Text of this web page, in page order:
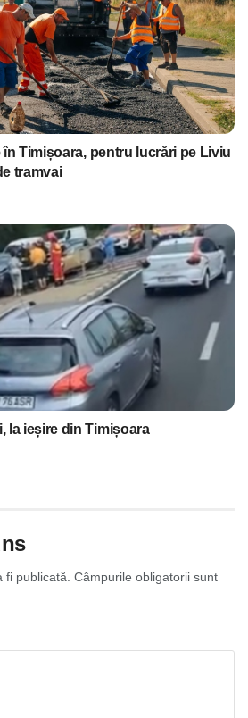
Timișoara, pentru lucrări pe Liviu
tramvai
la ieșire din Timișoara
fi publicată. Câmpurile obligatorii sunt